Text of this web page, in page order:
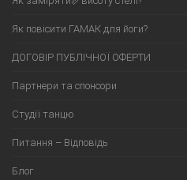
Як повісити ГАМАК для йоги?
ДОГОВІР ПУБЛІЧНОЇ ОФЕРТИ
Партнери та спонсори
Студії танцю
Питання – Відповідь
Блог